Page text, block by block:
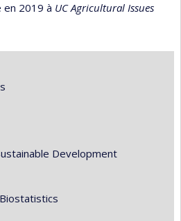
2019 à UC Agricultural Issues
Development